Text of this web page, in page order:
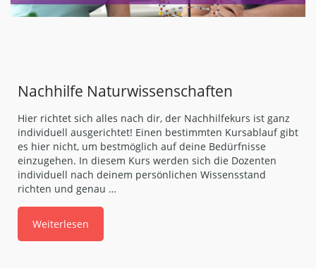
Nachhilfe Naturwissenschaften
Hier richtet sich alles nach dir, der Nachhilfekurs ist ganz
individuell ausgerichtet! Einen bestimmten Kursablauf gibt
es hier nicht, um bestmöglich auf deine Bedürfnisse
einzugehen. In diesem Kurs werden sich die Dozenten
individuell nach deinem persönlichen Wissensstand
richten und genau …
Weiterlesen